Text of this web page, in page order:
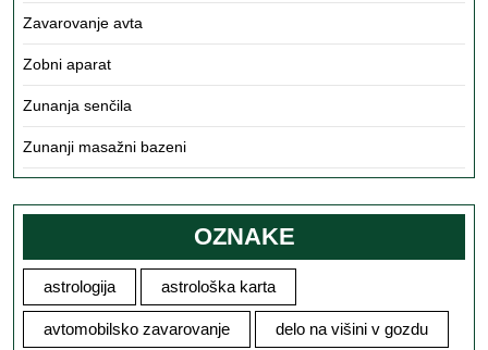
Zavarovanje avta
Zobni aparat
Zunanja senčila
Zunanji masažni bazeni
OZNAKE
astrologija astrološka karta
avtomobilsko zavarovanje delo na višini v gozdu